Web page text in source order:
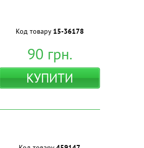
Код товару 15-36178
90 грн.
КУПИТИ